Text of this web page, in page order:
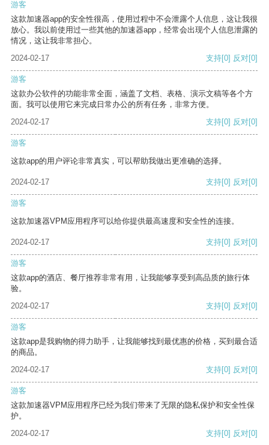
游客
这款加速器app的安全性很高，使用过程中不会泄露个人信息，这让我很
放心。我以前使用过一些其他的加速器app，经常会出现个人信息泄露的
情况，这让我非常担心。
2024-02-17
支持[0] 反对[0]
游客
这款办公软件的功能非常全面，涵盖了文档、表格、演示文稿等各个方
面。我可以使用它来完成日常办公的所有任务，非常方便。
2024-02-17
支持[0] 反对[0]
游客
这款app的用户评论非常真实，可以帮助我做出更准确的选择。
2024-02-17 支持[0] 反对[0]
游客
这款加速器VPM应用程序可以给你提供最高速度和安全性的连接。
2024-02-17 支持[0] 反对[0]
游客
这款app的酒店、餐厅推荐非常有用，让我能够享受到高品质的旅行体
验。
2024-02-17
支持[0] 反对[0]
游客
这款app是我购物的得力助手，让我能够找到最优惠的价格，买到最合适
的商品。
2024-02-17
支持[0] 反对[0]
游客
这款加速器VPM应用程序已经为我们带来了无限的隐私保护和安全性保
护。
2024-02-17
支持[0] 反对[0]